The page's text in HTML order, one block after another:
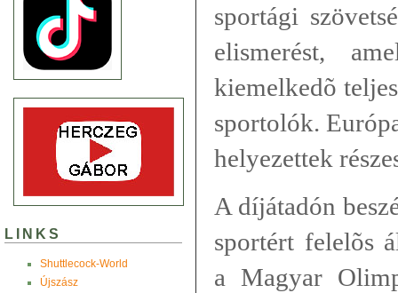
LINKS
Shuttlecock-World
Újszász
sportági
elismerést,
kiemelkedõ
sportolók.
helyezettek
A díjátadón
sportért felelõs
a Magyar